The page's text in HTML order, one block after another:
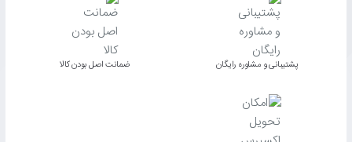
پشتیبانی و مشاوره رایگان ﺿﻤﺎﻧﺖ اﺻﻞ ﺑﻮدن ﮐﺎﻟﺎ